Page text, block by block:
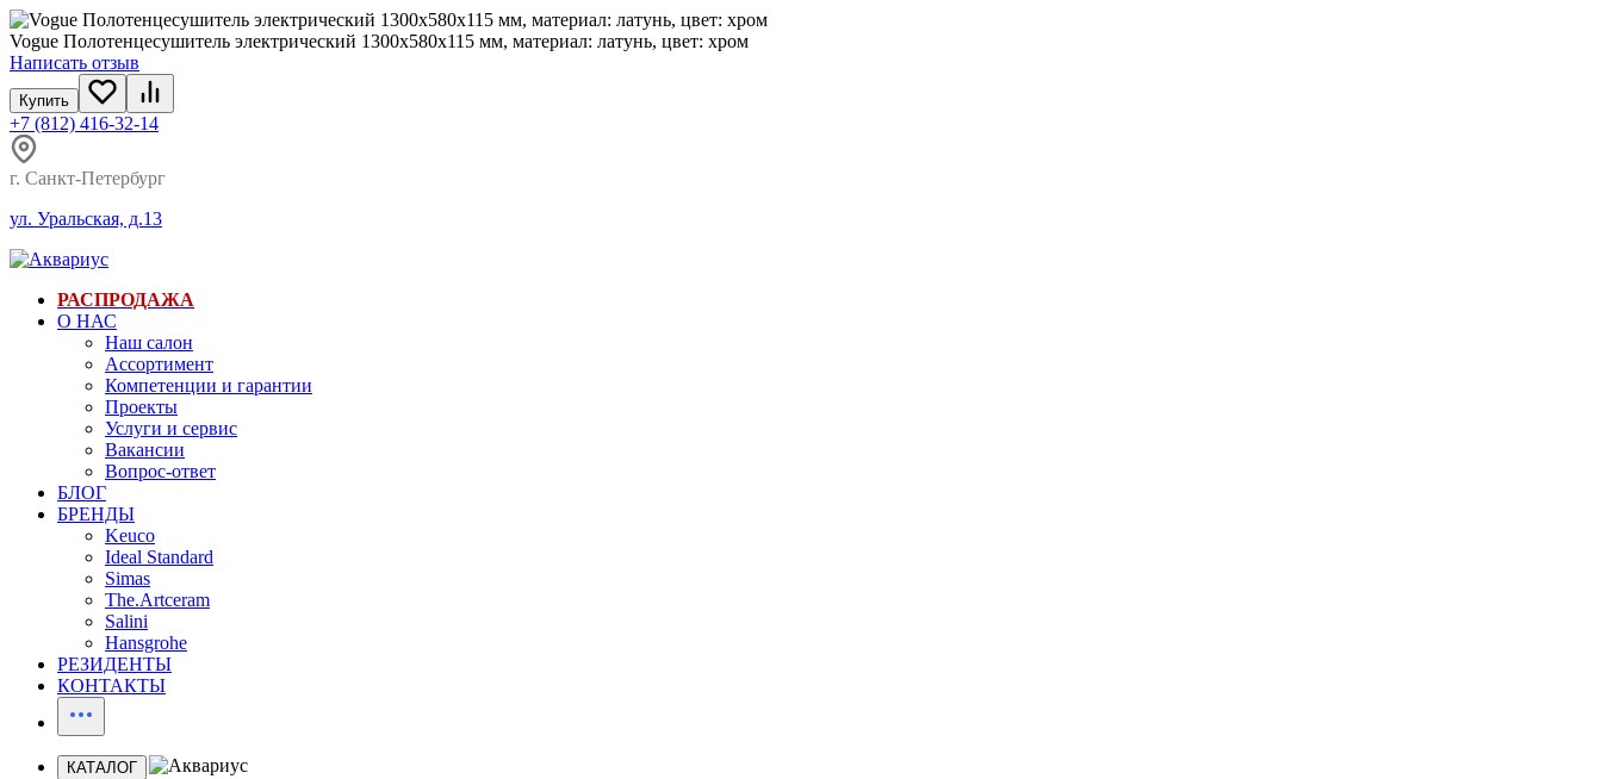
Vogue Полотенцесушитель электрический 1300х580х115 мм, материал: латунь, цвет: хром
Написать отзыв
Купить
+7 (812) 416-32-14
г. Санкт-Петербург
ул. Уральская, д.13
РАСПРОДАЖА
О НАС
Наш салон
Ассортимент
Компетенции и гарантии
Проекты
Услуги и сервис
Вакансии
Вопрос-ответ
БЛОГ
БРЕНДЫ
Keuco
Ideal Standard
Simas
The.Artceram
Salini
Hansgrohe
РЕЗИДЕНТЫ
КОНТАКТЫ
КАТАЛОГ